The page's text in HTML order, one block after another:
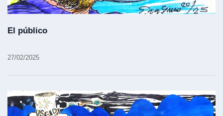
El público
27/02/2025